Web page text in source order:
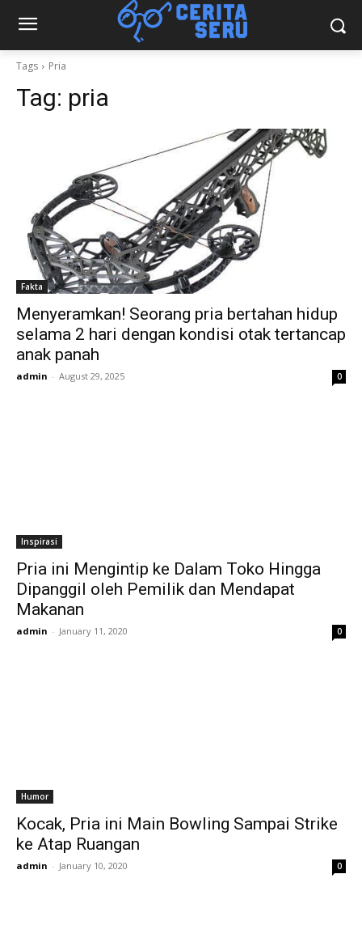
Tags Pria
Tag: pria
Fakta
Menyeramkan! Seorang pria bertahan hidup
selama 2 hari dengan kondisi otak tertancap
anak panah
admin - August 29, 2025 0
Inspirasi
Pria ini Mengintip ke Dalam Toko Hingga
Dipanggil oleh Pemilik dan Mendapat
Makanan
admin - January 11, 2020 0
Humor
Kocak, Pria ini Main Bowling Sampai Strike
ke Atap Ruangan
admin - January 10, 2020 0